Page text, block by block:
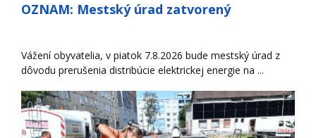
OZNAM: Mestský úrad zatvorený
Vážení obyvatelia, v piatok 7.8.2026 bude mestský úrad z
dôvodu prerušenia distribúcie elektrickej energie na ...